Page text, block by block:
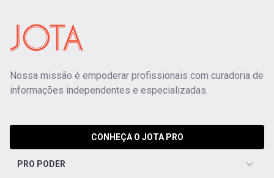
Nossa missão é empoderar profissionais com curadoria de
informações independentes e especializadas.
CONHEÇA O JOTA PRO
PRO PODER